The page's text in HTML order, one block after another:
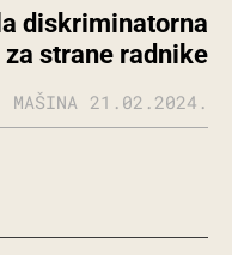
diskriminatorna
strane radnike
MAŠINA 21.02.2024.